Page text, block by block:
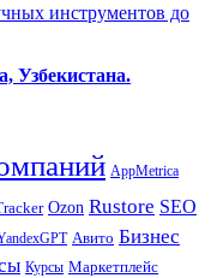
инструментов до
Узбекистана.
AppMetrica
Ozon Rustore SEO
Авито Бизнес
Курсы Маркетплейс